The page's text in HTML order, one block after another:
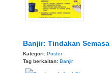
Banjir: Tindakan
Kategori: Poster
Tag berkaitan: Banjir